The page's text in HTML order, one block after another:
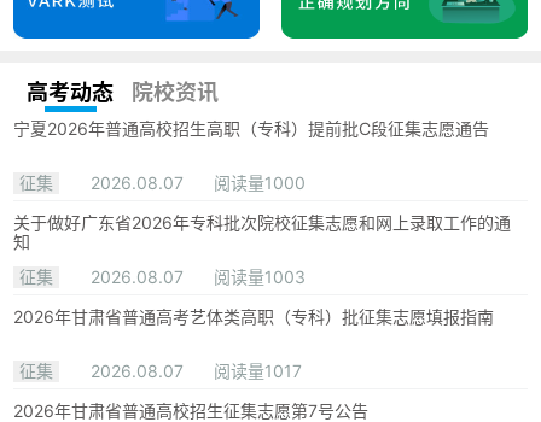
高考动态 院校资讯
宁夏2026年普通高校招生高职（专科）提前批C段征集志愿通告
征集 2026.08.07
阅读量1000
关于做好广东省2026年专科批次院校征集志愿和网上录取工作的通
知
征集
2026.08.07
阅读量1003
2026年甘肃省普通高考艺体类高职（专科）批征集志愿填报指南
征集 2026.08.07
阅读量1017
2026年甘肃省普通高校招生征集志愿第7号公告